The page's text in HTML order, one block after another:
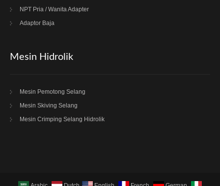
NPT Pria / Wanita Adapter
Adaptor Baja
Mesin Hidrolik
Mesin Pemotong Selang
Mesin Skiving Selang
Mesin Crimping Selang Hidrolik